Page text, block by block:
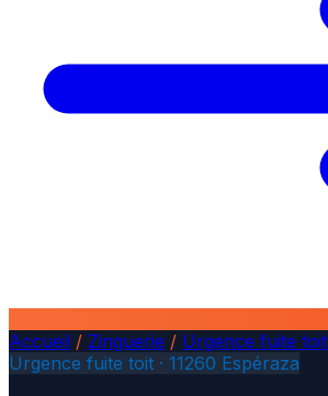
Accueil / Zinguerie / Urgence fuite toit
Urgence fuite toit · 11260 Espéraza